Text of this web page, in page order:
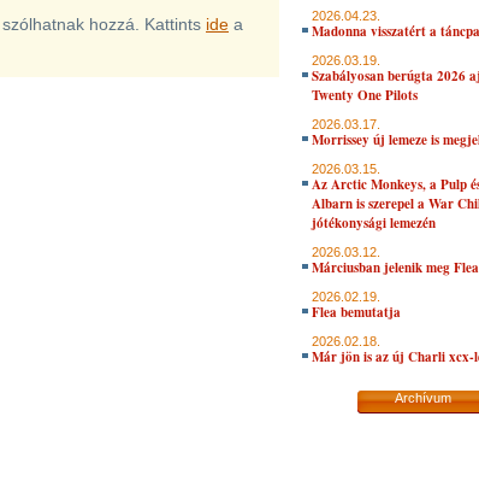
hozzá. Kattints ide a
2026.04.23.
Madonna visszatért a
2026.03.19.
Szabályosan berúgta 2026
Twenty One Pilots
2026.03.17.
Morrissey új lemeze is
2026.03.15.
Az Arctic Monkeys, a Pulp
Albarn is szerepel a War
jótékonysági lemezén
2026.03.12.
Márciusban jelenik meg
2026.02.19.
Flea bemutatja
2026.02.18.
Már jön is az új Charli xcx-
Archívum